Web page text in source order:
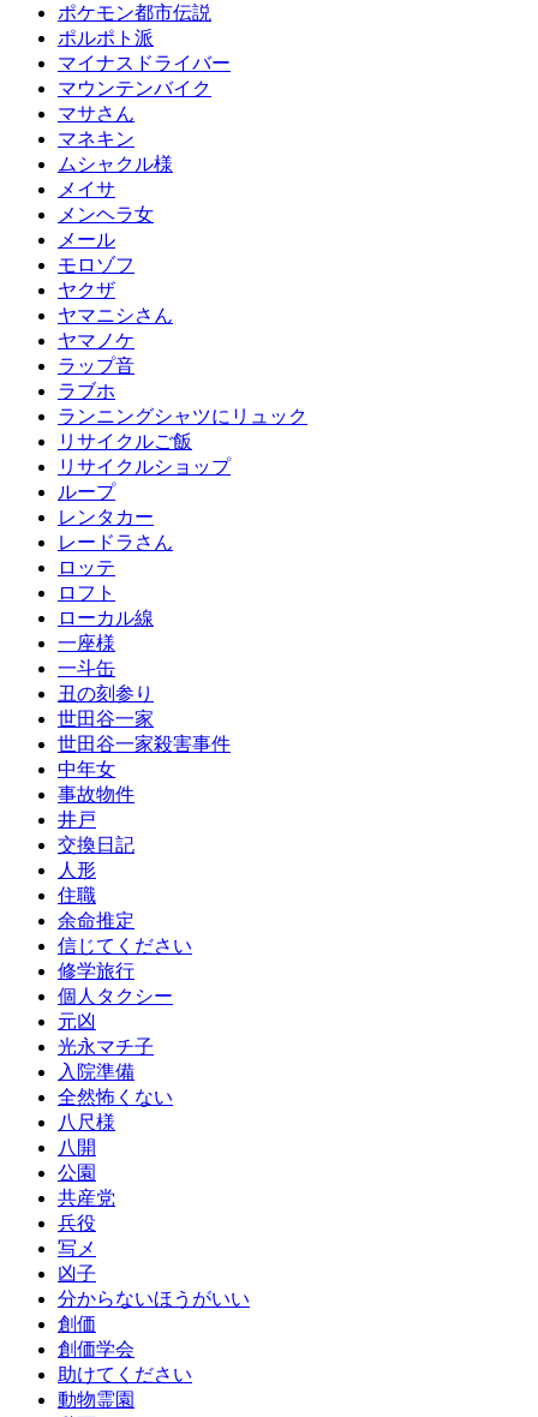
ポケモン都市伝説
ポルポト派
マイナスドライバー
マウンテンバイク
マサさん
マネキン
ムシャクル様
メイサ
メンヘラ女
メール
モロゾフ
ヤクザ
ヤマニシさん
ヤマノケ
ラップ音
ラブホ
ランニングシャツにリュック
リサイクルご飯
リサイクルショップ
ループ
レンタカー
レードラさん
ロッテ
ロフト
ローカル線
一座様
一斗缶
丑の刻参り
世田谷一家
世田谷一家殺害事件
中年女
事故物件
井戸
交換日記
人形
住職
余命推定
信じてください
修学旅行
個人タクシー
元凶
光永マチ子
入院準備
全然怖くない
八尺様
八開
公園
共産党
兵役
写メ
凶子
分からないほうがいい
創価
創価学会
助けてください
動物霊園